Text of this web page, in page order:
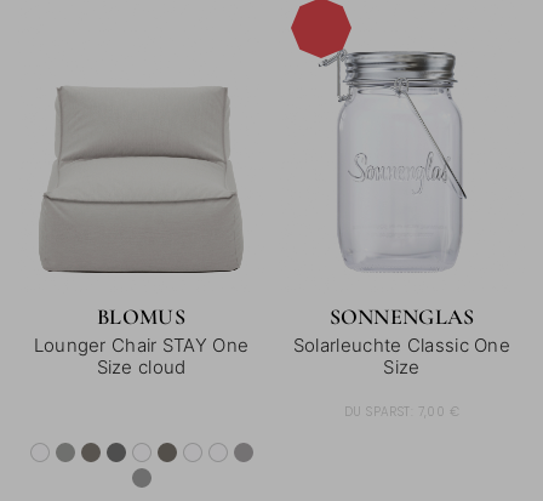
BLOMUS
Lounger Chair STAY One
Size cloud
-16%
SONNENGLAS
Solarleuchte Classic One
Size
DU SPARST: 7,00 €